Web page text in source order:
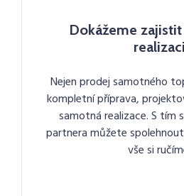
Dokážeme
realizaci
Nejen prodej samotného
kompletní příprava,
samotná realizace. S tím
partnera můžete
vše si